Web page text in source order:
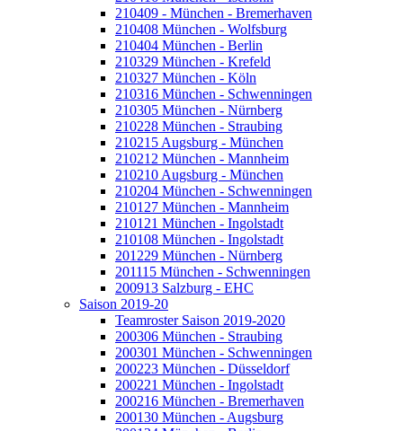
210409 - München - Bremerhaven
210408 München - Wolfsburg
210404 München - Berlin
210329 München - Krefeld
210327 München - Köln
210316 München - Schwenningen
210305 München - Nürnberg
210228 München - Straubing
210215 Augsburg - München
210212 München - Mannheim
210210 Augsburg - München
210204 München - Schwenningen
210127 München - Mannheim
210121 München - Ingolstadt
210108 München - Ingolstadt
201229 München - Nürnberg
201115 München - Schwenningen
200913 Salzburg - EHC
Saison 2019-20
Teamroster Saison 2019-2020
200306 München - Straubing
200301 München - Schwenningen
200223 München - Düsseldorf
200221 München - Ingolstadt
200216 München - Bremerhaven
200130 München - Augsburg